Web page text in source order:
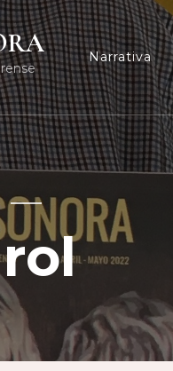
Narrativa